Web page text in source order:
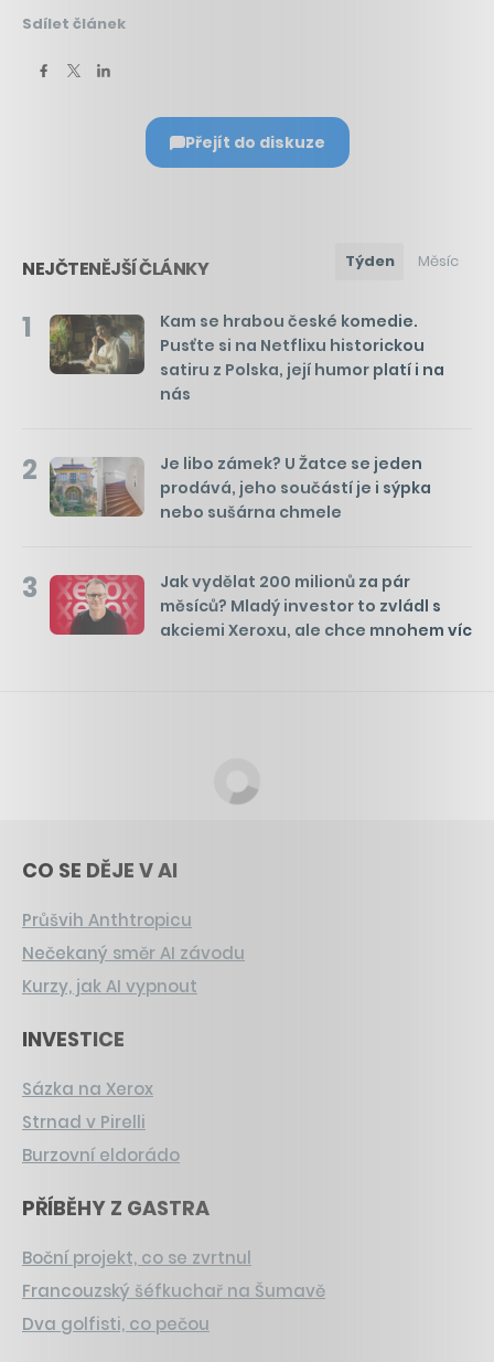
Sdílet článek
Přejít do diskuze
NEJČTENĚJŠÍ ČLÁNKY Týden Měsíc
1
Kam se hrabou české komedie.
Pusťte si na Netflixu historickou
satiru z Polska, její humor platí i na
nás
2
Je libo zámek? U Žatce se jeden
prodává, jeho součástí je i sýpka
nebo sušárna chmele
3
Jak vydělat 200 milionů za pár
měsíců? Mladý investor to zvládl s
akciemi Xeroxu, ale chce mnohem víc
CO SE DĚJE V AI
Průšvih Anthtropicu
Nečekaný směr AI závodu
Kurzy, jak AI vypnout
INVESTICE
Sázka na Xerox
Strnad v Pirelli
Burzovní eldorádo
PŘÍBĚHY Z GASTRA
Boční projekt, co se zvrtnul
Francouzský šéfkuchař na Šumavě
Dva golfisti, co pečou